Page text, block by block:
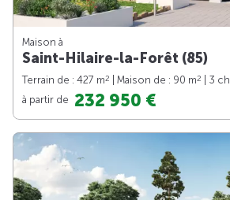
Maison à
Saint-Hilaire-la-Forêt (85)
Terrain de : 427 m2 | Maison de : 90 m2
| 3 ch.
à partir de 232 950 €